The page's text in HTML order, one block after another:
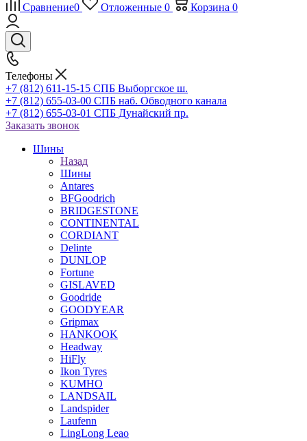
Сравнение0 Отложенные 0 Корзина 0
Телефоны
+7 (812) 611-15-15 СПБ Выборгское ш.
+7 (812) 655-03-00 СПБ наб. Обводного канала
+7 (812) 655-03-01 СПБ Дунайский пр.
Заказать звонок
Шины
Назад
Шины
Antares
BFGoodrich
BRIDGESTONE
CONTINENTAL
CORDIANT
Delinte
DUNLOP
Fortune
GISLAVED
Goodride
GOODYEAR
Gripmax
HANKOOK
Headway
HiFly
Ikon Tyres
KUMHO
LANDSAIL
Landspider
Laufenn
LingLong Leao